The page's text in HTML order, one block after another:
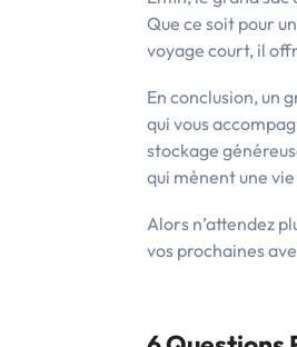
Que ce soit pour
voyage court, il
En conclusion, un
qui vous
stockage
qui mènent une
Alors n’attendez
vos prochaines